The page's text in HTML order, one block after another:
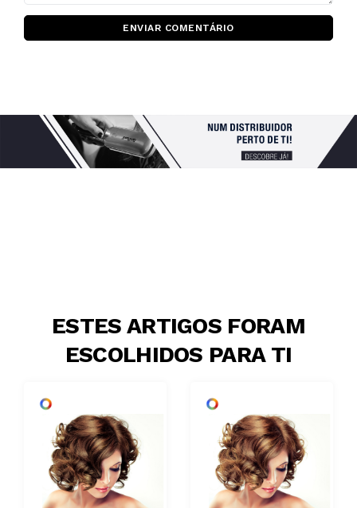
ENVIAR COMENTÁRIO
ESTES ARTIGOS FORAM
ESCOLHIDOS PARA TI